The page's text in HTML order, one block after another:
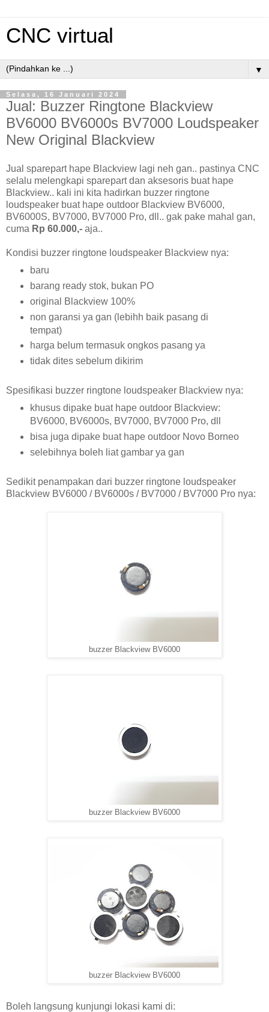
CNC virtual
▼
Selasa, 16 Januari 2024
Jual: Buzzer Ringtone Blackview
BV6000 BV6000s BV7000 Loudspeaker
New Original Blackview
Jual sparepart hape Blackview lagi neh gan.. pastinya CNC
selalu melengkapi sparepart dan aksesoris buat hape
Blackview.. kali ini kita hadirkan buzzer ringtone
loudspeaker buat hape outdoor Blackview BV6000,
BV6000S, BV7000, BV7000 Pro, dll.. gak pake mahal gan,
cuma Rp 60.000,- aja..
Kondisi buzzer ringtone loudspeaker Blackview nya:
baru
barang ready stok, bukan PO
original Blackview 100%
non garansi ya gan (lebihh baik pasang di
tempat)
harga belum termasuk ongkos pasang ya
tidak dites sebelum dikirim
Spesifikasi buzzer ringtone loudspeaker Blackview nya:
khusus dipake buat hape outdoor Blackview:
BV6000, BV6000s, BV7000, BV7000 Pro, dll
bisa juga dipake buat hape outdoor Novo Borneo
selebihnya boleh liat gambar ya gan
Sedikit penampakan dari buzzer ringtone loudspeaker
Blackview BV6000 / BV6000s / BV7000 / BV7000 Pro nya:
buzzer Blackview BV6000
buzzer Blackview BV6000
buzzer Blackview BV6000
Boleh langsung kunjungi lokasi kami di: